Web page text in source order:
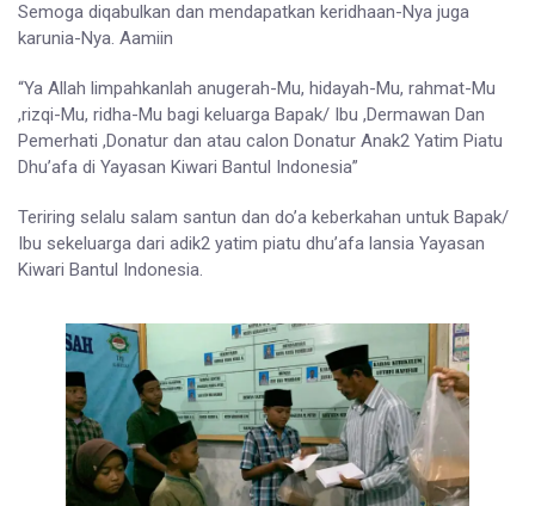
Semoga diqabulkan dan mendapatkan keridhaan-Nya juga
karunia-Nya. Aamiin
“Ya Allah limpahkanlah anugerah-Mu, hidayah-Mu, rahmat-Mu
,rizqi-Mu, ridha-Mu bagi keluarga Bapak/ Ibu ,Dermawan Dan
Pemerhati ,Donatur dan atau calon Donatur Anak2 Yatim Piatu
Dhu’afa di Yayasan Kiwari Bantul Indonesia”
Teriring selalu salam santun dan do’a keberkahan untuk Bapak/
Ibu sekeluarga dari adik2 yatim piatu dhu’afa lansia Yayasan
Kiwari Bantul Indonesia.